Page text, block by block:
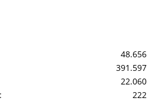
48.656
391.597
22.060
222